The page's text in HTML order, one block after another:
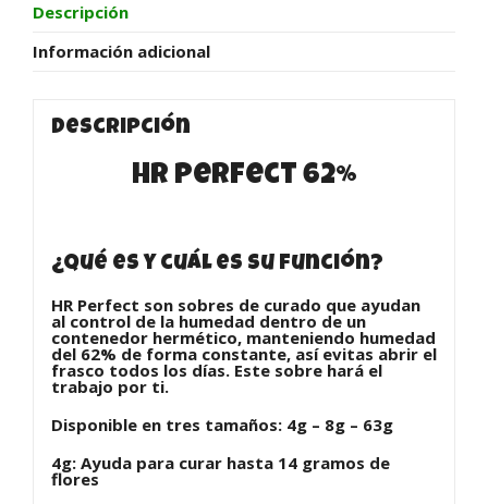
Descripción
Información adicional
Descripción
HR Perfect 62%
¿Qué es y cuál es su función?
HR Perfect son sobres de curado que ayudan
al control de la humedad dentro de un
contenedor hermético, manteniendo humedad
del 62% de forma constante, así evitas abrir el
frasco todos los días. Este sobre hará el
trabajo por ti.
Disponible en tres tamaños: 4g – 8g – 63g
4g: Ayuda para curar hasta 14 gramos de
flores